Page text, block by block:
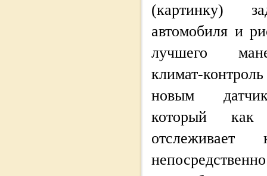
(картинку)
автомобиля и
лучшего
климат-
новым
который как
отслеживает